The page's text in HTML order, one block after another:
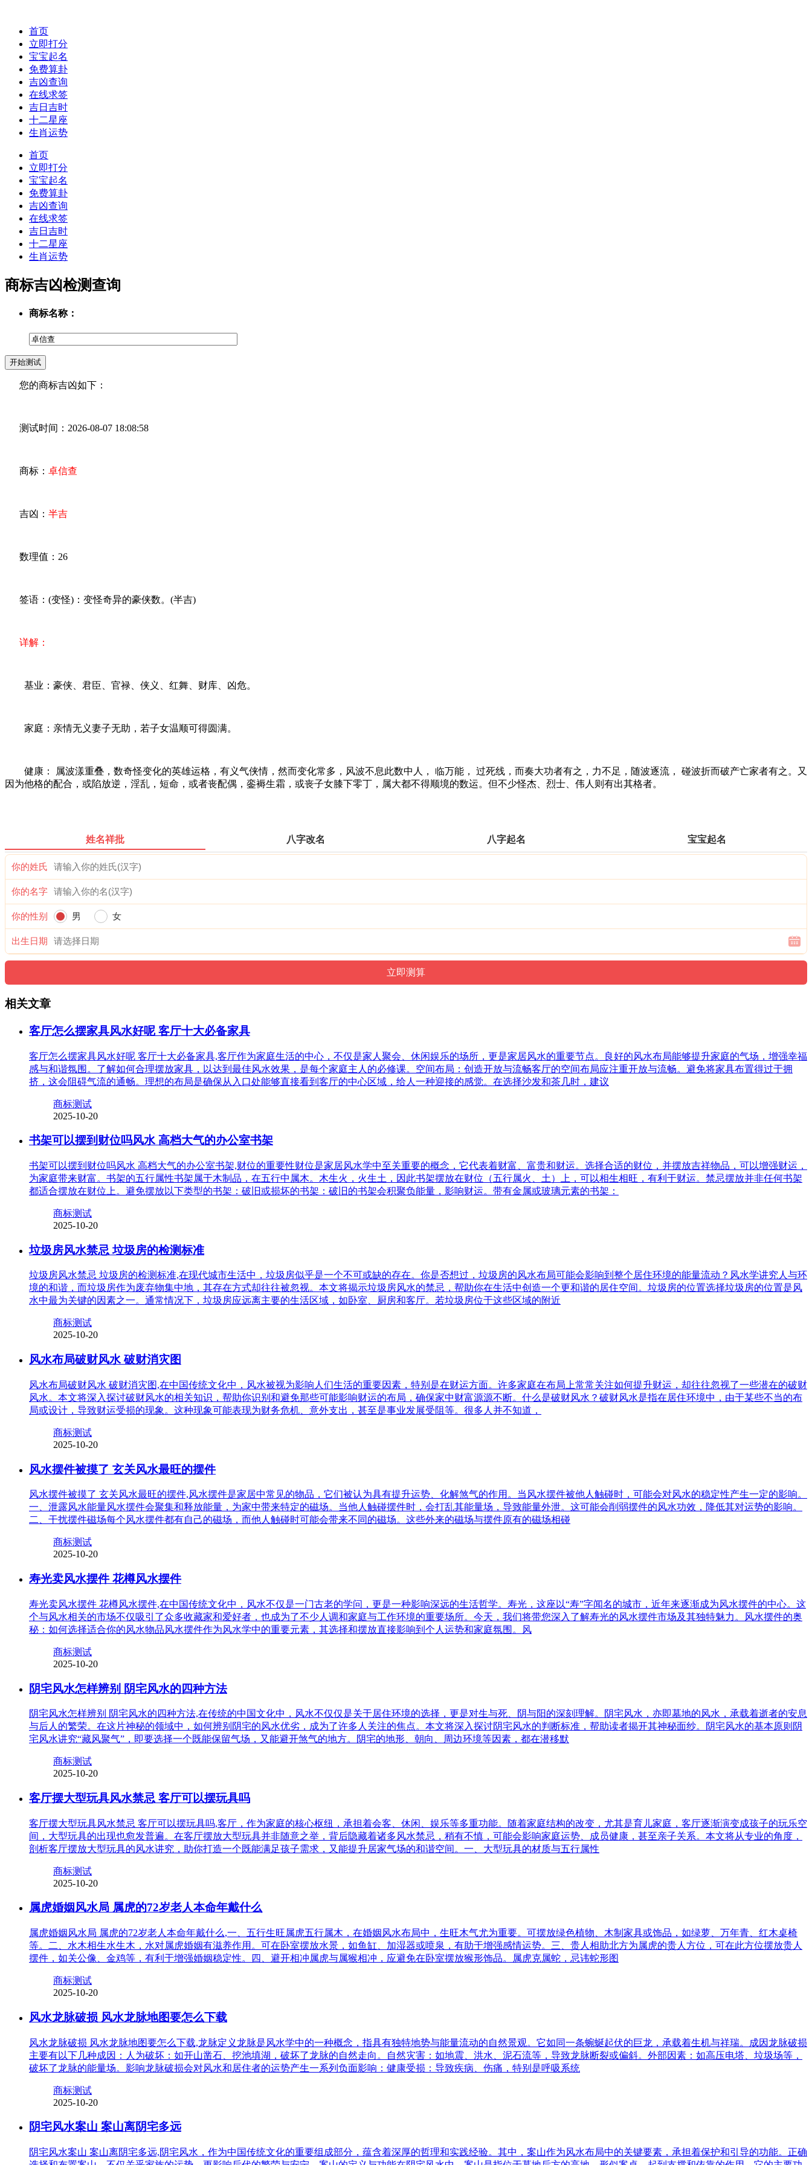
首页
立即打分
宝宝起名
免费算卦
吉凶查询
在线求签
吉日吉时
十二星座
生肖运势
首页
立即打分
宝宝起名
免费算卦
吉凶查询
在线求签
吉日吉时
十二星座
生肖运势
商标吉凶检测查询
商标名称：
您的商标吉凶如下：
测试时间：2026-08-07 18:08:58
商标： 卓信查
吉凶： 半吉
数理值：26
签语：(变怪)：变怪奇异的豪侠数。(半吉)
详解：
基业：豪侠、君臣、官禄、侠义、红舞、财库、凶危。
家庭：亲情无义妻子无助，若子女温顺可得圆满。
健康： 属波漾重叠，数奇怪变化的英雄运格，有义气侠情，然而变化常多，风波不息此数中人， 临万能， 过死线，而奏大功者有之，力不足，随波逐流， 碰波折而破产亡家者有之。又
因为他格的配合，或陷放逆，淫乱，短命，或者丧配偶，銮褥生霜，或丧子女膝下零丁，属大都不得顺境的数运。但不少怪杰、烈士、伟人则有出其格者。
姓名祥批 八字改名 八字起名 宝宝起名
你的姓氏
你的名字
你的性别 男 女
出生日期
相关文章
客厅怎么摆家具风水好呢 客厅十大必备家具
客厅怎么摆家具风水好呢 客厅十大必备家具,客厅作为家庭生活的中心，不仅是家人聚会、休闲娱乐的场所，更是家居风水的重要节点。良好的风水布局能够提升家庭的气场，增强幸福
感与和谐氛围。了解如何合理摆放家具，以达到最佳风水效果，是每个家庭主人的必修课。空间布局：创造开放与流畅客厅的空间布局应注重开放与流畅。避免将家具布置得过于拥
挤，这会阻碍气流的通畅。理想的布局是确保从入口处能够直接看到客厅的中心区域，给人一种迎接的感觉。在选择沙发和茶几时，建议
商标测试
2025-10-20
书架可以摆到财位吗风水 高档大气的办公室书架
书架可以摆到财位吗风水 高档大气的办公室书架,财位的重要性财位是家居风水学中至关重要的概念，它代表着财富、富贵和财运。选择合适的财位，并摆放吉祥物品，可以增强财运，
为家庭带来财富。书架的五行属性书架属于木制品，在五行中属木。木生火，火生土，因此书架摆放在财位（五行属火、土）上，可以相生相旺，有利于财运。禁忌摆放并非任何书架
都适合摆放在财位上。避免摆放以下类型的书架：破旧或损坏的书架：破旧的书架会积聚负能量，影响财运。带有金属或玻璃元素的书架：
商标测试
2025-10-20
垃圾房风水禁忌 垃圾房的检测标准
垃圾房风水禁忌 垃圾房的检测标准,在现代城市生活中，垃圾房似乎是一个不可或缺的存在。你是否想过，垃圾房的风水布局可能会影响到整个居住环境的能量流动？风水学讲究人与环
境的和谐，而垃圾房作为废弃物集中地，其存在方式却往往被忽视。本文将揭示垃圾房风水的禁忌，帮助你在生活中创造一个更和谐的居住空间。垃圾房的位置选择垃圾房的位置是风
水中最为关键的因素之一。通常情况下，垃圾房应远离主要的生活区域，如卧室、厨房和客厅。若垃圾房位于这些区域的附近
商标测试
2025-10-20
风水布局破财风水 破财消灾图
风水布局破财风水 破财消灾图,在中国传统文化中，风水被视为影响人们生活的重要因素，特别是在财运方面。许多家庭在布局上常常关注如何提升财运，却往往忽视了一些潜在的破财
风水。本文将深入探讨破财风水的相关知识，帮助你识别和避免那些可能影响财运的布局，确保家中财富源源不断。什么是破财风水？破财风水是指在居住环境中，由于某些不当的布
局或设计，导致财运受损的现象。这种现象可能表现为财务危机、意外支出，甚至是事业发展受阻等。很多人并不知道，
商标测试
2025-10-20
风水摆件被摸了 玄关风水最旺的摆件
风水摆件被摸了 玄关风水最旺的摆件,风水摆件是家居中常见的物品，它们被认为具有提升运势、化解煞气的作用。当风水摆件被他人触碰时，可能会对风水的稳定性产生一定的影响。
一、泄露风水能量风水摆件会聚集和释放能量，为家中带来特定的磁场。当他人触碰摆件时，会打乱其能量场，导致能量外泄。这可能会削弱摆件的风水功效，降低其对运势的影响。
二、干扰摆件磁场每个风水摆件都有自己的磁场，而他人触碰时可能会带来不同的磁场。这些外来的磁场与摆件原有的磁场相碰
商标测试
2025-10-20
寿光卖风水摆件 花樽风水摆件
寿光卖风水摆件 花樽风水摆件,在中国传统文化中，风水不仅是一门古老的学问，更是一种影响深远的生活哲学。寿光，这座以“寿”字闻名的城市，近年来逐渐成为风水摆件的中心。这
个与风水相关的市场不仅吸引了众多收藏家和爱好者，也成为了不少人调和家庭与工作环境的重要场所。今天，我们将带您深入了解寿光的风水摆件市场及其独特魅力。风水摆件的奥
秘：如何选择适合你的风水物品风水摆件作为风水学中的重要元素，其选择和摆放直接影响到个人运势和家庭氛围。风
商标测试
2025-10-20
阴宅风水怎样辨别 阴宅风水的四种方法
阴宅风水怎样辨别 阴宅风水的四种方法,在传统的中国文化中，风水不仅仅是关于居住环境的选择，更是对生与死、阴与阳的深刻理解。阴宅风水，亦即墓地的风水，承载着逝者的安息
与后人的繁荣。在这片神秘的领域中，如何辨别阴宅的风水优劣，成为了许多人关注的焦点。本文将深入探讨阴宅风水的判断标准，帮助读者揭开其神秘面纱。阴宅风水的基本原则阴
宅风水讲究“藏风聚气”，即要选择一个既能保留气场，又能避开煞气的地方。阴宅的地形、朝向、周边环境等因素，都在潜移默
商标测试
2025-10-20
客厅摆大型玩具风水禁忌 客厅可以摆玩具吗
客厅摆大型玩具风水禁忌 客厅可以摆玩具吗,客厅，作为家庭的核心枢纽，承担着会客、休闲、娱乐等多重功能。随着家庭结构的改变，尤其是育儿家庭，客厅逐渐演变成孩子的玩乐空
间，大型玩具的出现也愈发普遍。在客厅摆放大型玩具并非随意之举，背后隐藏着诸多风水禁忌，稍有不慎，可能会影响家庭运势、成员健康，甚至亲子关系。本文将从专业的角度，
剖析客厅摆放大型玩具的风水讲究，助你打造一个既能满足孩子需求，又能提升居家气场的和谐空间。一、大型玩具的材质与五行属性
商标测试
2025-10-20
属虎婚姻风水局 属虎的72岁老人本命年戴什么
属虎婚姻风水局 属虎的72岁老人本命年戴什么,一、五行生旺属虎五行属木，在婚姻风水布局中，生旺木气尤为重要。可摆放绿色植物、木制家具或饰品，如绿萝、万年青、红木桌椅
等。二、水木相生水生木，水对属虎婚姻有滋养作用。可在卧室摆放水景，如鱼缸、加湿器或喷泉，有助于增强感情运势。三、贵人相助北方为属虎的贵人方位，可在此方位摆放贵人
摆件，如关公像、金鸡等，有利于增强婚姻稳定性。四、避开相冲属虎与属猴相冲，应避免在卧室摆放猴形饰品。属虎克属蛇，忌讳蛇形图
商标测试
2025-10-20
风水龙脉破损 风水龙脉地图要怎么下载
风水龙脉破损 风水龙脉地图要怎么下载,龙脉定义龙脉是风水学中的一种概念，指具有独特地势与能量流动的自然景观。它如同一条蜿蜒起伏的巨龙，承载着生机与祥瑞。成因龙脉破损
主要有以下几种成因：人为破坏：如开山凿石、挖池填湖，破坏了龙脉的自然走向。自然灾害：如地震、洪水、泥石流等，导致龙脉断裂或偏斜。外部因素：如高压电塔、垃圾场等，
破坏了龙脉的能量场。影响龙脉破损会对风水和居住者的运势产生一系列负面影响：健康受损：导致疾病、伤痛，特别是呼吸系统
商标测试
2025-10-20
阴宅风水案山 案山离阴宅多远
阴宅风水案山 案山离阴宅多远,阴宅风水，作为中国传统文化的重要组成部分，蕴含着深厚的哲理和实践经验。其中，案山作为风水布局中的关键要素，承担着保护和引导的功能。正确